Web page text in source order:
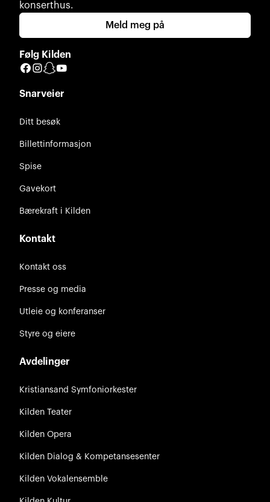
konserthus.
Meld meg på
Følg Kilden
Facebook
Instagram
Snapchat
Snarveier
Ditt besøk
Billettinformasjon
Spise
Gavekort
Bærekraft i Kilden
Kontakt
Kontakt oss
Presse og media
Utleie og konferanser
Styre og eiere
Avdelinger
Kristiansand Symfoniorkester
Kilden Teater
Kilden Opera
Kilden Dialog & Kompetansesenter
Kilden Vokalensemble